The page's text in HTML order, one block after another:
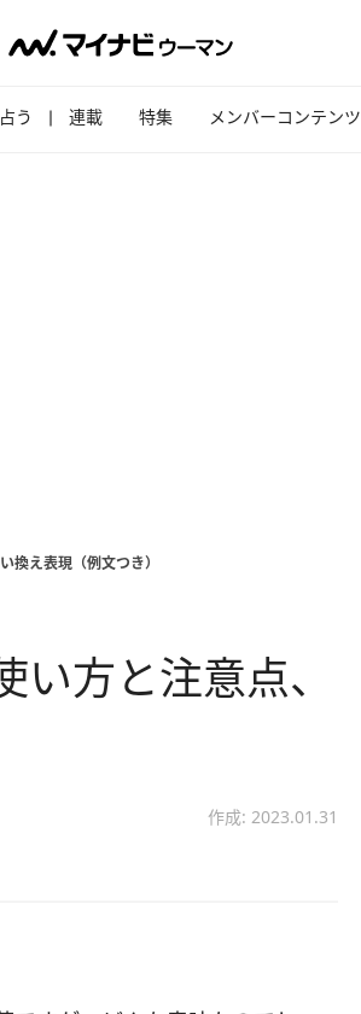
占う 連載 特集 メンバーコンテンツ
換え表現（例文つき）
方と注意点、
作成: 2023.01.31